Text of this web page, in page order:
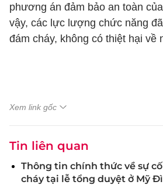
phương án đảm bảo an toàn
vậy, các lực lượng chức năng
đám cháy, không có thiệt hại về
Xem link gốc
Tin liên quan
Thông tin chính thức về sự
cháy tại lễ tổng duyệt ở Mỹ